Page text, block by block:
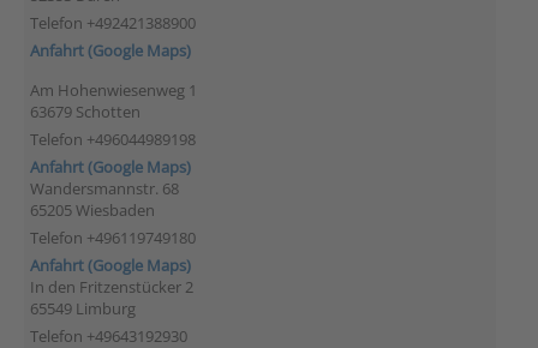
Telefon +492421388900
Anfahrt (Google Maps)
Am Hohenwiesenweg 1
63679 Schotten
Telefon +496044989198
Anfahrt (Google Maps)
Wandersmannstr. 68
65205 Wiesbaden
Telefon +496119749180
Anfahrt (Google Maps)
In den Fritzenstücker 2
65549 Limburg
Telefon +49643192930